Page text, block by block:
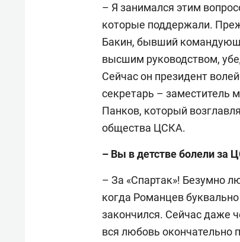
– Я занимался этим
которые поддержали.
Бакин, бывший
высшим руководством,
Сейчас он президент
секретарь – заместитель
Панков, который
общества ЦСКА.
– Вы в детстве болели за
– За «Спартак»! Безумно
когда Романцев
закончился. Сейчас даже
вся любовь окончательно